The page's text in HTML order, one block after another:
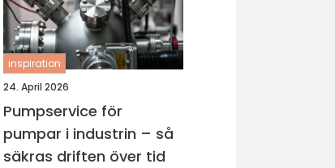
inspiration
24. April 2026
Pumpservice för
pumpar i industrin – så
säkras driften över tid